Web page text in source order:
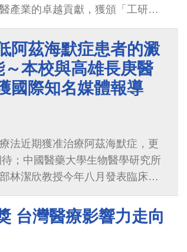
產業的卓越貢獻，獲頒「工研院
。蕭副總統盛讚蔡董事長在醫療
獲國際評比肯定，更在新藥、基
業奠定了國際地位。
阿茲海默症患者的澱
本校與高雄長庚醫
國際知名媒體報導
法近期獲准治療阿茲海默症，更
；中國醫藥大學生物醫學研究所
林潔欣教授今年八月發表臨床試
國際知名媒體報導！
台灣醫療影響力走向